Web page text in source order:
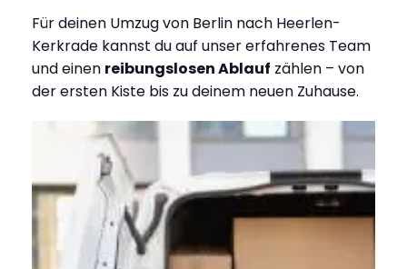
Für deinen Umzug von Berlin nach Heerlen-
Kerkrade kannst du auf unser erfahrenes Team
und einen reibungslosen Ablauf zählen – von
der ersten Kiste bis zu deinem neuen Zuhause.